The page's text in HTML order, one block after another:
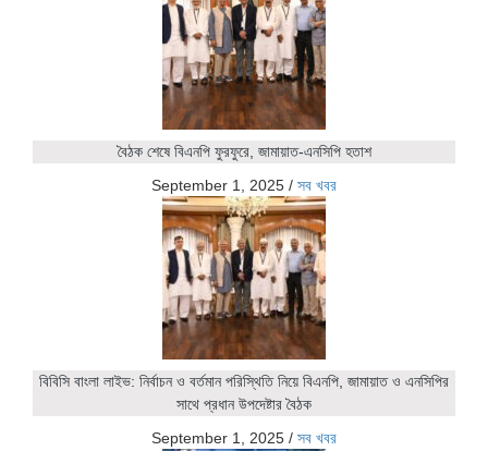
বৈঠক শেষে বিএনপি ফুরফুরে, জামায়াত-এনসিপি হতাশ
September 1, 2025 / সব খবর
বিবিসি বাংলা লাইভ: নির্বাচন ও বর্তমান পরিস্থিতি নিয়ে বিএনপি, জামায়াত ও এনসিপির
সাথে প্রধান উপদেষ্টার বৈঠক
September 1, 2025 / সব খবর